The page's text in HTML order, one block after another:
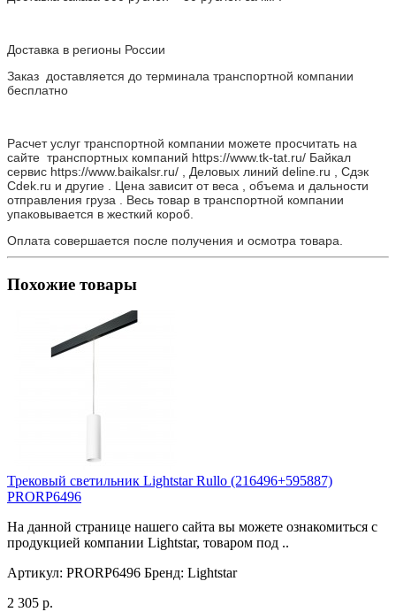
Доставка в регионы России
Заказ доставляется до терминала транспортной компании
бесплатно
Расчет услуг транспортной компании можете просчитать на
сайте транспортных компаний https://www.tk-tat.ru/ Байкал
сервис https://www.baikalsr.ru/ , Деловых линий deline.ru , Сдэк
Cdek.ru и другие . Цена зависит от веса , объема и дальности
отправления груза . Весь товар в транспортной компании
упаковывается в жесткий короб.
Оплата совершается после получения и осмотра товара.
Похожие товары
Трековый светильник Lightstar Rullo (216496+595887)
PRORP6496
На данной странице нашего сайта вы можете ознакомиться с
продукцией компании Lightstar, товаром под ..
Артикул: PRORP6496 Бренд: Lightstar
2 305 р.